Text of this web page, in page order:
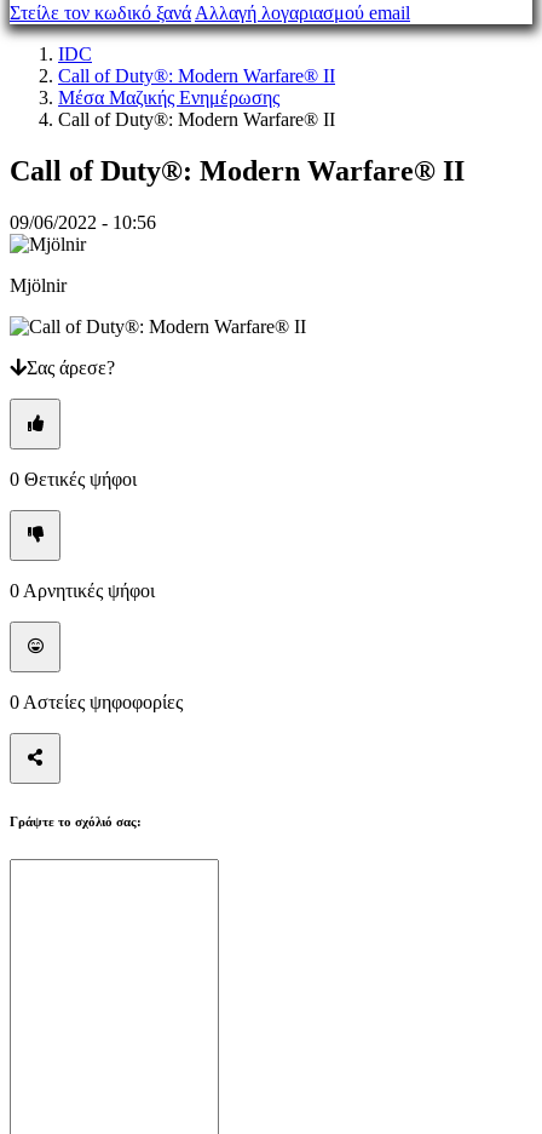
PL
PT
TR
VI
ZH
Το
Παιχνίδι
Το
Παιχνίδι
Εκδηλώσεις
εντός
παιχνιδιού
Νέα
Μαζικής
Ενημέρωσης
Οδηγοί
Φόρουμ
Στείλε τον κωδικό ξανά Αλλαγή λογαριασμού email
IDC
Call of Duty®: Modern Warfare® II
Μέσα Μαζικής Ενημέρωσης
Call of Duty®: Modern Warfare® II
Call of Duty®: Modern Warfare® II
09/06/2022 - 10:56
Mjölnir
Σας άρεσε?
0 Θετικές ψήφοι
0 Αρνητικές ψήφοι
0 Αστείες ψηφοφορίες
Γράψτε το σχόλιό σας: